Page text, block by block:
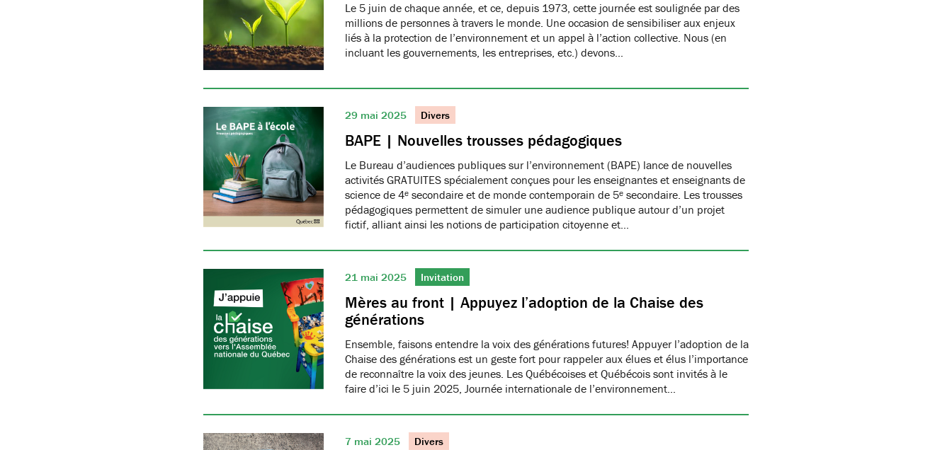
Le 5 juin de chaque année, et ce, depuis 1973, cette journée est soulignée par des
millions de personnes à travers le monde. Une occasion de sensibiliser aux enjeux
liés à la protection de l’environnement et un appel à l’action collective. Nous (en
incluant les gouvernements, les entreprises, etc.) devons…
29 mai 2025 Divers
BAPE | Nouvelles trousses pédagogiques
Le Bureau d’audiences publiques sur l’environnement (BAPE) lance de nouvelles
activités GRATUITES spécialement conçues pour les enseignantes et enseignants de
science de 4ᵉ secondaire et de monde contemporain de 5ᵉ secondaire. Les trousses
pédagogiques permettent de simuler une audience publique autour d’un projet
fictif, alliant ainsi les notions de participation citoyenne et…
21 mai 2025 Invitation
Mères au front | Appuyez l’adoption de la Chaise des
générations
Ensemble, faisons entendre la voix des générations futures! Appuyer l’adoption de la
Chaise des générations est un geste fort pour rappeler aux élues et élus l’importance
de reconnaître la voix des jeunes. Les Québécoises et Québécois sont invités à le
faire d’ici le 5 juin 2025, Journée internationale de l’environnement…
7 mai 2025 Divers